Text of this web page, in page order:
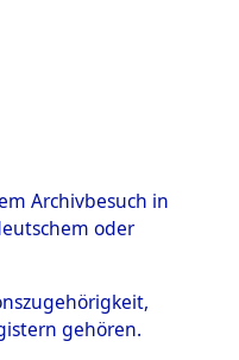
Archivbesuch in
oder
gehören.